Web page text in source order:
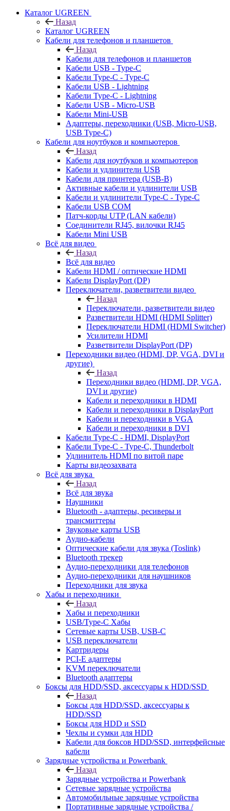
Каталог UGREEN
Назад
Каталог UGREEN
Кабели для телефонов и планшетов
Назад
Кабели для телефонов и планшетов
Кабели USB - Type-C
Кабели Type-C - Type-C
Кабели USB - Lightning
Кабели Type-C - Lightning
Кабели USB - Micro-USB
Кабели Mini-USB
Адаптеры, переходники (USB, Micro-USB,
USB Type-C)
Кабели для ноутбуков и компьютеров
Назад
Кабели для ноутбуков и компьютеров
Кабели и удлинители USB
Кабели для принтера (USB-B)
Активные кабели и удлинители USB
Кабели и удлинители Type-C - Type-C
Кабели USB COM
Патч-корды UTP (LAN кабели)
Соединители RJ45, вилочки RJ45
Кабели Mini USB
Всё для видео
Назад
Всё для видео
Кабели HDMI / оптические HDMI
Кабели DisplayPort (DP)
Переключатели, разветвители видео
Назад
Переключатели, разветвители видео
Разветвители HDMI (HDMI Splitter)
Переключатели HDMI (HDMI Switcher)
Усилители HDMI
Разветвители DisplayPort (DP)
Переходники видео (HDMI, DP, VGA, DVI и
другие)
Назад
Переходники видео (HDMI, DP, VGA,
DVI и другие)
Кабели и переходники в HDMI
Кабели и переходники в DisplayPort
Кабели и переходники в VGA
Кабели и переходники в DVI
Кабели Type-C - HDMI, DisplayPort
Кабели Type-C - Type-C, Thunderbolt
Удлинитель HDMI по витой паре
Карты видеозахвата
Всё для звука
Назад
Всё для звука
Наушники
Bluetooth - адаптеры, ресиверы и
трансмиттеры
Звуковые карты USB
Аудио-кабели
Оптические кабели для звука (Toslink)
Bluetooth трекер
Аудио-переходники для телефонов
Аудио-переходники для наушников
Переходники для звука
Хабы и переходники
Назад
Хабы и переходники
USB/Type-C Хабы
Сетевые карты USB, USB-C
USB переключатели
Картридеры
PCI-E адаптеры
KVM переключатели
Bluetooth адаптеры
Боксы для HDD/SSD, аксессуары к HDD/SSD
Назад
Боксы для HDD/SSD, аксессуары к
HDD/SSD
Боксы для HDD и SSD
Чехлы и сумки для HDD
Кабели для боксов HDD/SSD, интерфейсные
кабели
Зарядные устройства и Powerbank
Назад
Зарядные устройства и Powerbank
Сетевые зарядные устройства
Автомобильные зарядные устройства
Портативные зарядные устройства /